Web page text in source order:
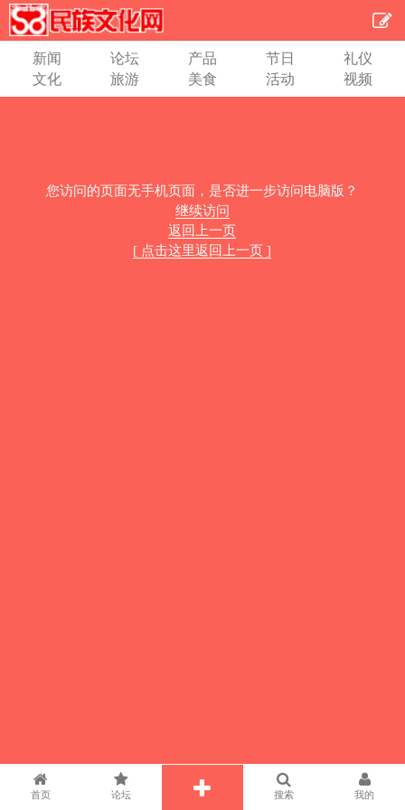
新闻 论坛 产品 节日
礼仪
文化
旅游 美食 活动 视频
您访问的页面无手机页面，是否进一步访问电脑版？
继续访问
返回上一页
[ 点击这里返回上一页 ]
首页 论坛 搜索 我的